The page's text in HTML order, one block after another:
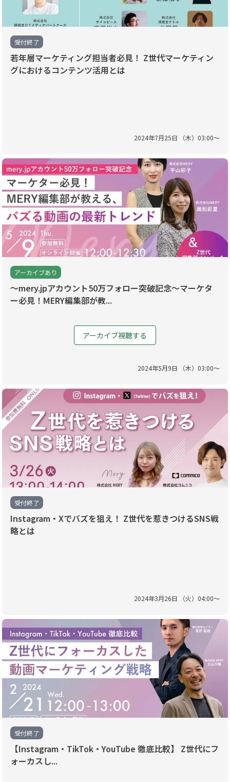
受付終了
若年層マーケティング担当者必見！ Z世代マーケティン
グにおけるコンテンツ活用とは
2024年7月25日 （木） 03:00〜
アーカイブあり
～mery.jpアカウント50万フォロー突破記念～マーケタ
ー必見！MERY編集部が教...
アーカイブ視聴する
2024年5月9日 （木） 03:00〜
受付終了
Instagram・Xでバズを狙え！ Z世代を惹きつけるSNS戦
略とは
2024年3月26日 （火） 04:00〜
受付終了
【Instagram・TikTok・YouTube 徹底比較】 Z世代にフ
ォーカスし...